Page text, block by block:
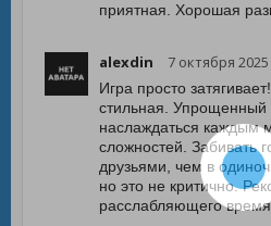
приятная. Хорошая
alexdin 7 октября
Игра просто
стильная. Упрощенный
наслаждаться каждым
сложностей. Забивать
друзьями, чем в
но это не критично.
расслабляющего